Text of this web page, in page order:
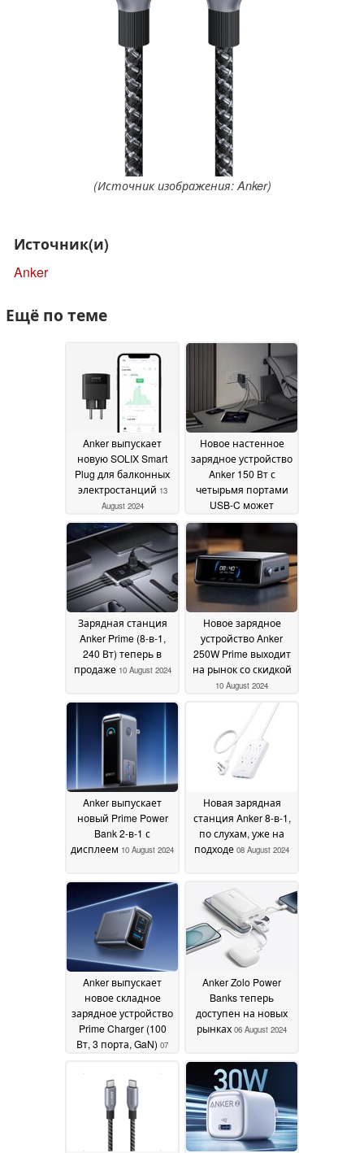
(Источник изображения: Anker)
Источник(и)
Anker
Ещё по теме
Anker выпускает
новую SOLIX Smart
Plug для балконных
электростанций 13
August 2024
Новое настенное
зарядное устройство
Anker 150 Вт с
четырьмя портами
USB-C может
оказаться на
подходе12 August 2024
Зарядная станция
Anker Prime (8-в-1,
240 Вт) теперь в
продаже 10 August 2024
Новое зарядное
устройство Anker
250W Prime выходит
на рынок со скидкой
10 August 2024
Anker выпускает
новый Prime Power
Bank 2-в-1 с
дисплеем 10 August 2024
Новая зарядная
станция Anker 8-в-1,
по слухам, уже на
подходе 08 August 2024
Anker выпускает
новое складное
зарядное устройство
Prime Charger (100
Вт, 3 порта, GaN) 07
Anker Zolo Power
Banks теперь
доступен на новых
рынках 06 August 2024